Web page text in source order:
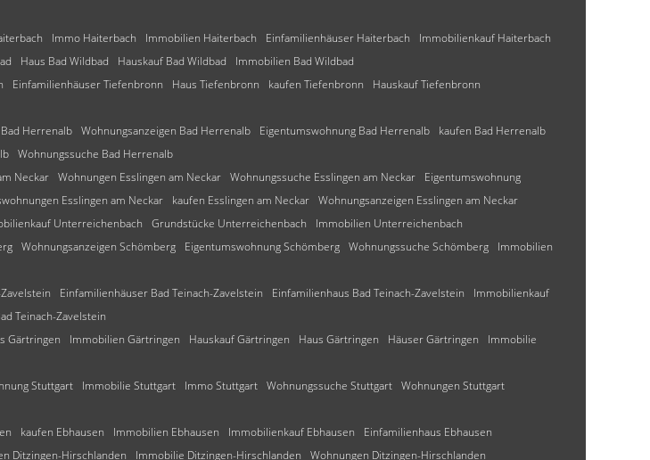
Immo Haiterbach Immobilien Haiterbach Einfamilienhäuser Haiterbach
Immobilienkauf Haiterbach
Haus Bad Wildbad Hauskauf Bad Wildbad
Immobilien Bad Wildbad
Einfamilienhäuser Tiefenbronn Haus Tiefenbronn kaufen Tiefenbronn
Hauskauf Tiefenbronn
Herrenalb Wohnungsanzeigen Bad Herrenalb Eigentumswohnung Bad Herrenalb
kaufen Bad Herrenalb
Wohnungssuche Bad Herrenalb
Neckar Wohnungen Esslingen am Neckar Wohnungssuche Esslingen am Neckar
Eigentumswohnung
Esslingen am Neckar kaufen Esslingen am Neckar Wohnungsanzeigen Esslingen am Neckar
Unterreichenbach Grundstücke Unterreichenbach
Immobilien Unterreichenbach
Wohnungsanzeigen Schömberg Eigentumswohnung Schömberg Wohnungssuche Schömberg
Immobilien
Einfamilienhäuser Bad Teinach-Zavelstein Einfamilienhaus Bad Teinach-Zavelstein
Immobilienkauf
Teinach-Zavelstein
Gärtringen Immobilien Gärtringen Hauskauf Gärtringen Haus Gärtringen Häuser Gärtringen
Immobilie
Stuttgart Immobilie Stuttgart Immo Stuttgart Wohnungssuche Stuttgart Wohnungen Stuttgart
kaufen Ebhausen Immobilien Ebhausen Immobilienkauf Ebhausen
Einfamilienhaus Ebhausen
Ditzingen-Hirschlanden Immobilie Ditzingen-Hirschlanden
Wohnungen Ditzingen-Hirschlanden